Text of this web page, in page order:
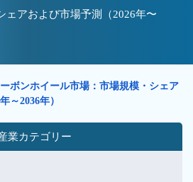
ェアおよび市場予測（2026年〜
ボンホイール市場：市場規模・シェア
～2036年）
業カテゴリー